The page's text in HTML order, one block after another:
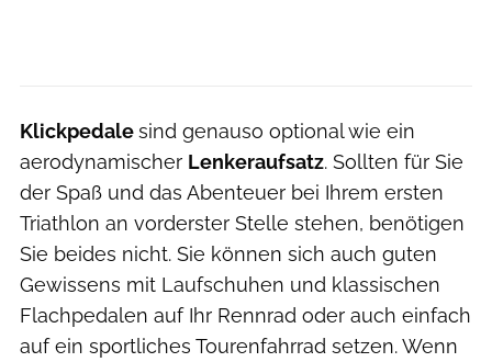
Klickpedalesind genauso optional wie ein
aerodynamischer Lenkeraufsatz. Sollten für Sie
der Spaß und das Abenteuer bei Ihrem ersten
Triathlon an vorderster Stelle stehen, benötigen
Sie beides nicht. Sie können sich auch guten
Gewissens mit Laufschuhen und klassischen
Flachpedalen auf Ihr Rennrad oder auch einfach
auf ein sportliches Tourenfahrrad setzen. Wenn